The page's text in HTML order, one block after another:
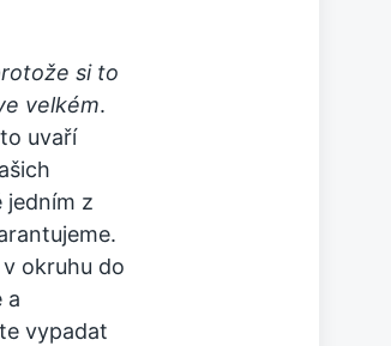
si to
velkém.
uvaří
jedním z
okruhu do
a
vypadat